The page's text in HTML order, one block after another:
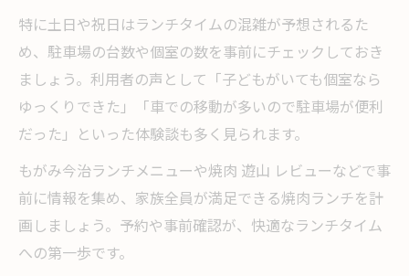
特に土日や祝日はランチタイムの混雑が予想されるた
め、駐車場の台数や個室の数を事前にチェックしておき
ましょう。利用者の声として「子どもがいても個室なら
ゆっくりできた」「車での移動が多いので駐車場が便利
だった」といった体験談も多く見られます。
もがみ今治ランチメニューや焼肉 遊山 レビューなどで事
前に情報を集め、家族全員が満足できる焼肉ランチを計
画しましょう。予約や事前確認が、快適なランチタイム
への第一歩です。